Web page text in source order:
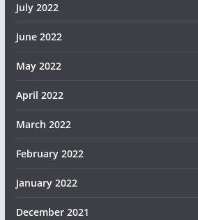
July 2022
June 2022
May 2022
April 2022
March 2022
February 2022
January 2022
December 2021